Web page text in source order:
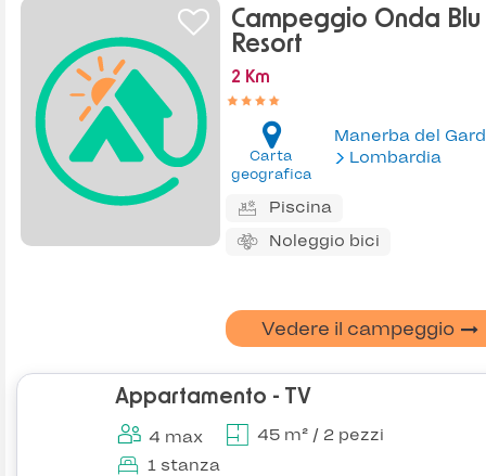
Campeggio Onda Blu
Resort
2 Km
Carta
geografica
Manerba del
Lombardia
Piscina
Noleggio bici
Vedere il campeggio
Appartamento - TV
4 max
45 m² / 2 pezzi
1 stanza